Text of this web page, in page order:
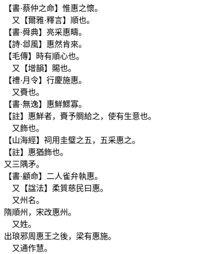
【書·蔡仲之命】惟惠之懷。
又【爾雅·釋言】順也。
【書·舜典】亮采惠疇。
【詩·邶風】惠然肯來。
【毛傳】時有順心也。
又【增韻】賜也。
【禮·月令】行慶施惠。
又賚也。
【書·無逸】惠鮮鰥寡。
【註】惠鮮者，賚予賙給之，使有生意也。
又飾也。
【山海經】祠用圭璧之五，五采惠之。
【註】惠猶飾也。
又三隅矛。
【書·顧命】二人雀弁執惠。
又【諡法】柔質慈民曰惠。
又州名。
隋順州，宋改惠州。
又姓。
出琅邪周惠王之後，梁有惠施。
又通作慧。